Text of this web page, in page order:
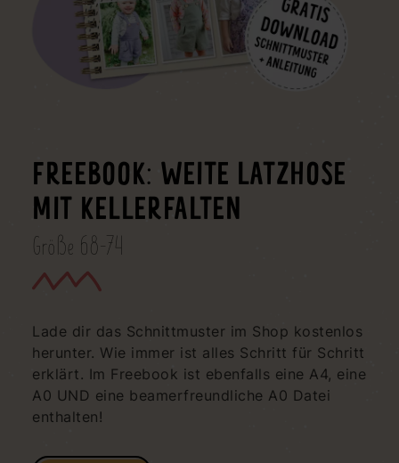
FREEBOOK: WEITE LATZHOSE
MIT KELLERFALTEN
Größe 68-74
Lade dir das Schnittmuster im Shop kostenlos
herunter. Wie immer ist alles Schritt für Schritt
erklärt. Im Freebook ist ebenfalls eine A4, eine
A0 UND eine beamerfreundliche A0 Datei
enthalten!